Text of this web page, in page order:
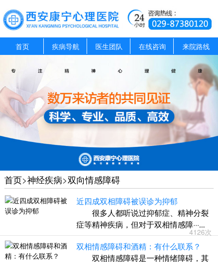
首页 疾病导航 医生团队 在线咨询 来院路线
首页>神经疾病>双向情感障碍
近四成双相障碍被误诊为抑郁
很多人都听说过抑郁症、精神分裂
症等精神疾病，但对于双相情感障···...
4126次
双相情感障碍和酒精：有什么联系？
双相情感障碍是一种情绪障碍，其